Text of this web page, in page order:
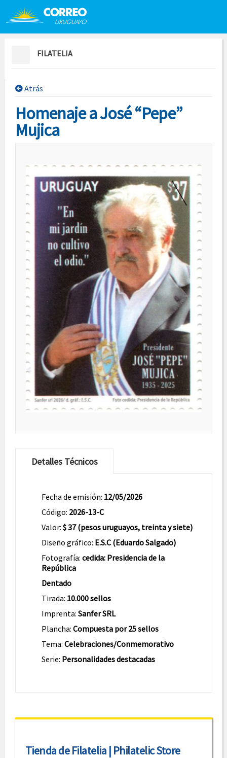
Saltar al contenido
FILATELIA
Atrás
Homenaje a José “Pepe”
Mujica
Detalles Técnicos
Fecha de emisión: 12/05/2026
Código: 2026-13-C
Valor: $ 37 (pesos uruguayos, treinta y siete)
Diseño gráfico: E.S.C (Eduardo Salgado)
Fotografía: cedida: Presidencia de la
República
Dentado
Tirada: 10.000 sellos
Imprenta: Sanfer SRL
Plancha: Compuesta por 25 sellos
Tema: Celebraciones/Conmemorativo
Serie: Personalidades destacadas
Tienda de Filatelia | Philatelic Store